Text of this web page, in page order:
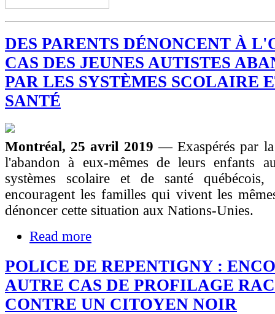
DES PARENTS DÉNONCENT À
CAS DES JEUNES AUTISTES
PAR LES SYSTÈMES SCOLAIRE
SANTÉ
Montréal, 25 avril 2019— Exaspérés par
l'abandon à eux-mêmes de leurs enfants
systèmes scolaire et de santé québécois,
encouragent les familles qui vivent les
dénoncer cette situation aux Nations-Unies.
Read more
POLICE DE REPENTIGNY :
AUTRE CAS DE PROFILAGE
CONTRE UN CITOYEN NOIR